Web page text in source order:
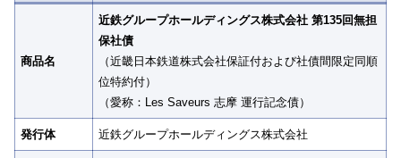
商品名
近鉄グループホールディングス株式会社 第135回無担
保社債
（近畿日本鉄道株式会社保証付および社債間限定同順
位特約付）
（愛称：Les Saveurs 志摩 運行記念債）
発行体 近鉄グループホールディングス株式会社